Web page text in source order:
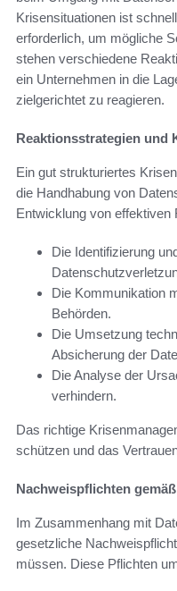
Krisensituationen ist
erforderlich, um mögliche
stehen verschiedene
ein Unternehmen in die
zielgerichtet zu reagieren.
Reaktionsstrategien und
Ein gut strukturiertes
die Handhabung von
Entwicklung von
Die Identifizierung
Die Kommunikation
Behörden.
Die Umsetzung
Absicherung der
Die Analyse der
verhindern.
Das richtige
schützen und das
Nachweispflichten
Im Zusammenhang mit
gesetzliche
müssen. Diese Pflichten